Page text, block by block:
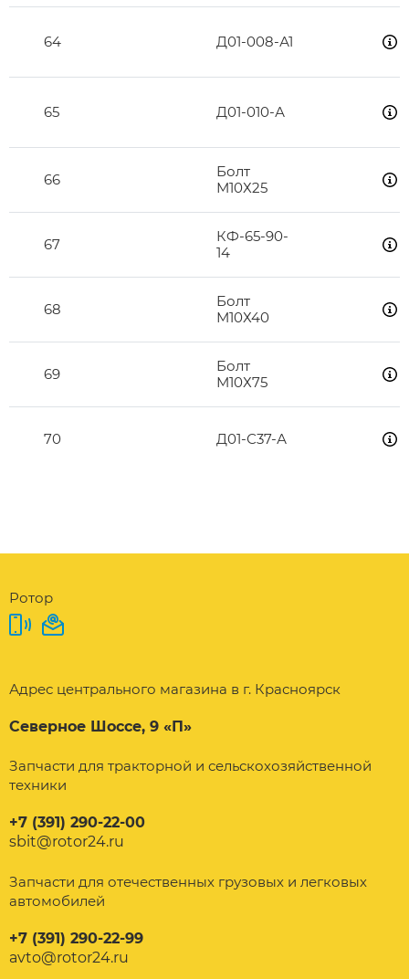
64 Д01-008-А1
65 Д01-010-А
66
Болт
М10Х25
67
КФ-65-90-
14
68
Болт
М10Х40
69
Болт
М10Х75
70 Д01-С37-А
Ротор
Адрес центрального магазина в г. Красноярск
Северное Шоссе, 9 «П»
Запчасти для тракторной и сельскохозяйственной
техники
+7 (391) 290-22-00
sbit@rotor24.ru
Запчасти для отечественных грузовых и легковых
автомобилей
+7 (391) 290-22-99
avto@rotor24.ru